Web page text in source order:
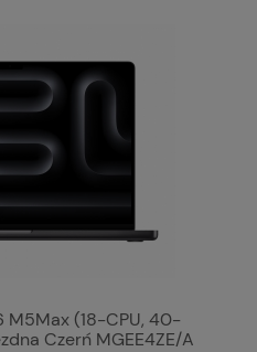
M5Max (18-CPU, 40-
Czerń MGEE4ZE/A